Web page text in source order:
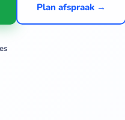
Plan afspraak →